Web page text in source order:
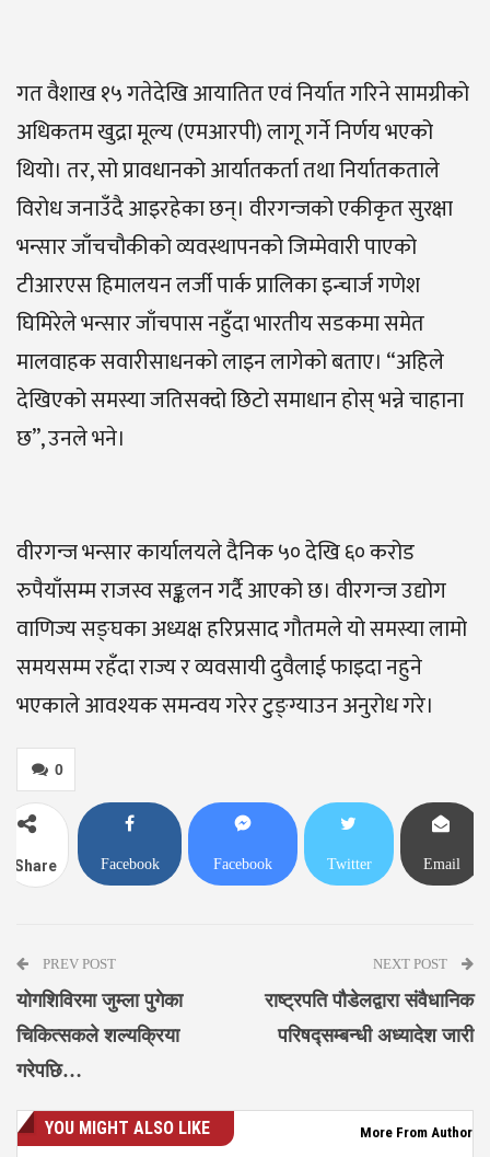
गत वैशाख १५ गतेदेखि आयातित एवं निर्यात गरिने सामग्रीको
अधिकतम खुद्रा मूल्य (एमआरपी) लागू गर्ने निर्णय भएको
थियो। तर, सो प्रावधानको आर्यातकर्ता तथा निर्यातकताले
विरोध जनाउँदै आइरहेका छन्। वीरगन्जको एकीकृत सुरक्षा
भन्सार जाँचचौकीको व्यवस्थापनको जिम्मेवारी पाएको
टीआरएस हिमालयन लर्जी पार्क प्रालिका इन्चार्ज गणेश
घिमिरेले भन्सार जाँचपास नहुँदा भारतीय सडकमा समेत
मालवाहक सवारीसाधनको लाइन लागेको बताए। “अहिले
देखिएको समस्या जतिसक्दो छिटो समाधान होस् भन्ने चाहाना
छ”, उनले भने।
वीरगन्ज भन्सार कार्यालयले दैनिक ५० देखि ६० करोड
रुपैयाँसम्म राजस्व सङ्कलन गर्दै आएको छ। वीरगन्ज उद्योग
वाणिज्य सङ्घका अध्यक्ष हरिप्रसाद गौतमले यो समस्या लामो
समयसम्म रहँदा राज्य र व्यवसायी दुवैलाई फाइदा नहुने
भएकाले आवश्यक समन्वय गरेर टुङ्ग्याउन अनुरोध गरे।
0
Share Facebook Facebook Twitter Email
PREV POST
योगशिविरमा जुम्ला पुगेका
चिकित्सकले शल्यक्रिया
गरेपछि…
NEXT POST
राष्ट्रपति पौडेलद्वारा संवैधानिक
परिषद्सम्बन्धी अध्यादेश जारी
YOU MIGHT ALSO LIKE More From Author